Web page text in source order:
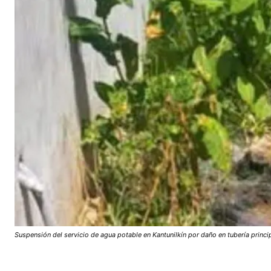
Suspensión del servicio de agua potable en Kantunilkín por daño en tubería